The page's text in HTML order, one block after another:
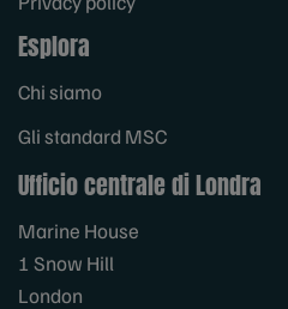
Esplora
Chi siamo
Gli standard MSC
Ufficio centrale di Londra
Marine House
1 Snow Hill
London